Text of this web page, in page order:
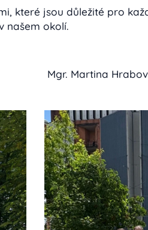
které jsou důležité pro
našem okolí.
Mgr. Martina